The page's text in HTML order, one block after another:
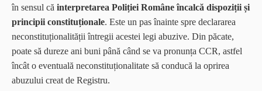
în sensul că interpretarea Poliției Române încalcă dispoziții și
principii constituționale. Este un pas înainte spre declararea
neconstituționalității întregii acestei legi abuzive. Din păcate,
poate să dureze ani buni până când se va pronunța CCR, astfel
încât o eventuală neconstituționalitate să conducă la oprirea
abuzului creat de Registru.